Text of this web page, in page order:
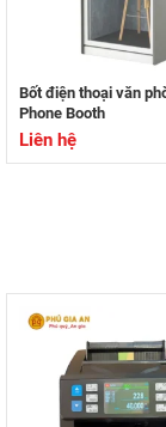
Bốt điện thoại văn
Phone Booth
Liên hệ